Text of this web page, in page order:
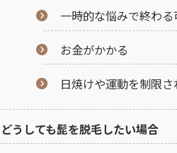
一時的な悩みで終わ
お金がかかる
日焼けや運動を制限さ
どうしても髭を脱毛したい場合